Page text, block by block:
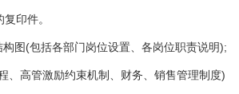
印件。
图(包括各部门岗位设置、各岗位职责说明);
、高管激励约束机制、财务、销售管理制度)